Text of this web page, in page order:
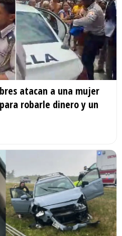
atacan a una mujer
robarle dinero y un